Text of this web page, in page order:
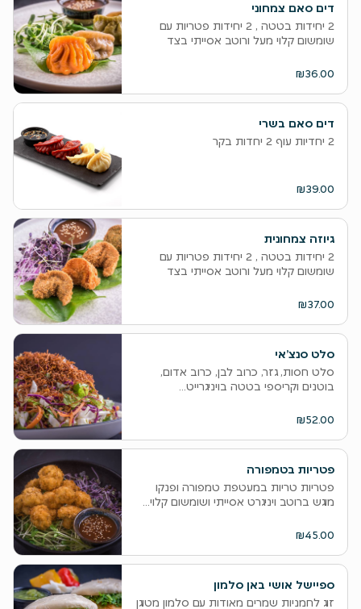
דים סאם צמחוני
2 יחידות בטטה , 2 יחידות פטריות עם
שומשום קלוי מעל ורוטב אסייתי בצד
₪36.00
דים סאם בשרי
2 יחדיות עוף 2 יחדות בקר
₪39.00
גיוזה צמחונית
2 יחידות בטטה , 2 יחידות פטריות עם
שומשום קלוי מעל ורוטב אסייתי בצד
₪37.00
סלט סנצ’אי
סלט חסות, גזר, כרוב לבן, כרוב אדום,
בוטנים וקריספי בטטה בויניגרייט...
₪52.00
פטריות בטמפורה
פטריות טריות במעטפת טמפורה ופנקו
מוגש ברוטב ויניגרט אסייתי ושומשום קלוי...
₪45.00
ספיישל אושי באן סלמון
זוג לחמניות שמרים מאודות עם סלמון מטוגן